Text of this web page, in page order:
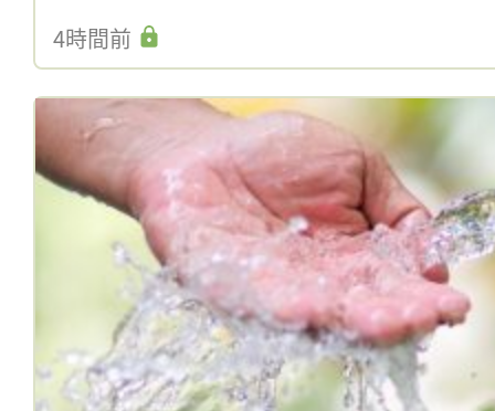
4時間前